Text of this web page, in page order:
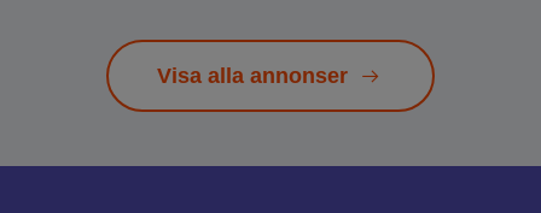
Visa alla annonser